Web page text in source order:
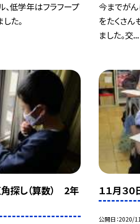
、低学年はフラフープ
た。
今までがん
をたくさん
ました。交...
探し（算数） 2年
１１月３
公開日 2020/